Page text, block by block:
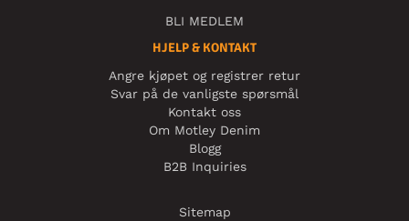
BLI MEDLEM
HJELP & KONTAKT
Angre kjøpet og registrer retur
Svar på de vanligste spørsmål
Kontakt oss
Om Motley Denim
Blogg
B2B Inquiries
Sitemap